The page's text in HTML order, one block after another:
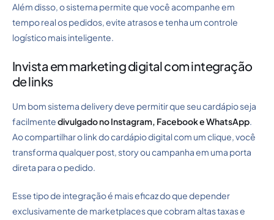
Além disso, o sistema permite que você acompanhe em
tempo real os pedidos, evite atrasos e tenha um controle
logístico mais inteligente.
Invista em marketing digital com integração
de links
Um bom sistema delivery deve permitir que seu cardápio seja
facilmentedivulgado no Instagram, Facebook e WhatsApp
Ao compartilhar o link do cardápio digital com um clique, você
transforma qualquer post, story ou campanha em uma porta
direta para o pedido.
Esse tipo de integração é mais eficaz do que depender
exclusivamente de marketplaces que cobram altas taxas e